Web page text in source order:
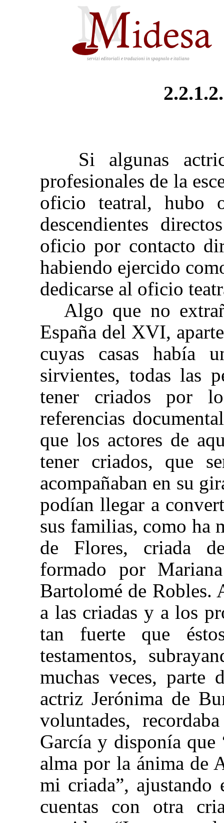
servizi editoriali e traduzioni in spagnolo e italiano
Si algunas
profesionales de la
oficio teatral, hubo
descendientes
oficio por contacto
habiendo ejercido
dedicarse al oficio
Algo que no
España del XVI,
cuyas casas había
sirvientes, todas las
tener criados por
referencias
que los actores de
tener criados, que
acompañaban en su
podían llegar a
sus familias, como ha
de Flores, criada
formado por
Bartolomé de Robles.
a las criadas y a los
tan fuerte que
testamentos,
muchas veces, parte
actriz Jerónima de
voluntades,
García y disponía que
alma por la ánima de
mi criada”, ajustando
cuentas con otra